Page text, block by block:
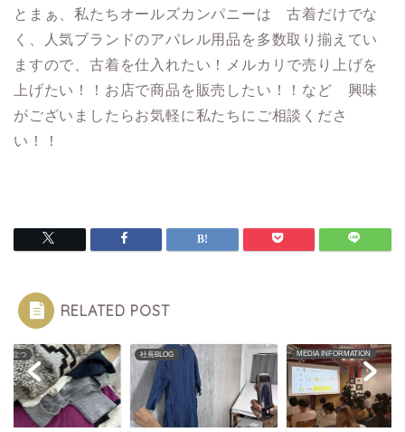
とまぁ、私たちオールズカンパニーは 古着だけでな
く、人気ブランドのアパレル用品を多数取り揃えてい
ますので、古着を仕入れたい！メルカリで売り上げを
上げたい！！お店で商品を販売したい！！など 興味
がございましたらお気軽に私たちにご相談くださ
い！！
RELATED POST
役立つ 社長BLOG MEDIA INFORMATION